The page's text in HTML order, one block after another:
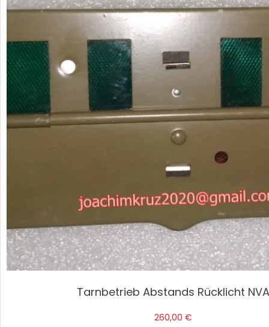
Tarnbetrieb Abstands Rücklicht NVA
260,00 €